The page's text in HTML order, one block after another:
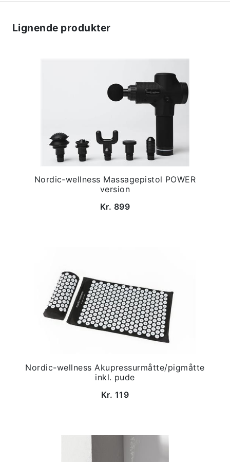
Lignende produkter
Nordic-wellness Massagepistol POWER
version
Kr. 899
Nordic-wellness Akupressurmåtte/pigmåtte
inkl. pude
Kr. 119